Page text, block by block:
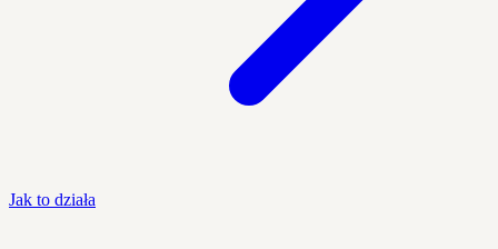
Jak to działa